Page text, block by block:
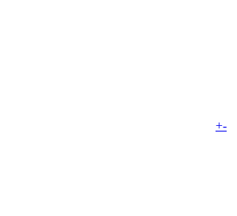
+-